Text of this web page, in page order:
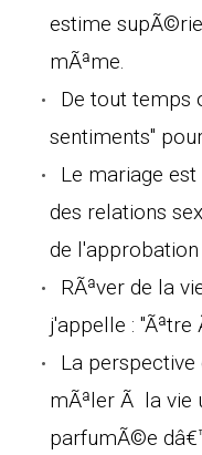
estime
mÃªme.
De tout temps
sentiments"
Le mariage
des relations
de
RÃªver de la
j'appelle :
La
mÃªler Ã la vie
parfumÃ©e